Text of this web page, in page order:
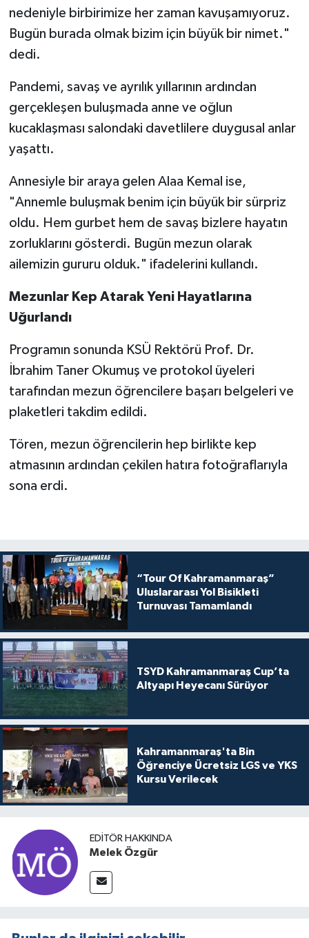
nedeniyle birbirimize her zaman kavuşamıyoruz.
Bugün burada olmak bizim için büyük bir nimet."
dedi.
Pandemi, savaş ve ayrılık yıllarının ardından
gerçekleşen buluşmada anne ve oğlun
kucaklaşması salondaki davetlilere duygusal anlar
yaşattı.
Annesiyle bir araya gelen Alaa Kemal ise,
"Annemle buluşmak benim için büyük bir sürpriz
oldu. Hem gurbet hem de savaş bizlere hayatın
zorluklarını gösterdi. Bugün mezun olarak
ailemizin gururu olduk." ifadelerini kullandı.
Mezunlar Kep Atarak Yeni Hayatlarına
Uğurlandı
Programın sonunda KSÜ Rektörü Prof. Dr.
İbrahim Taner Okumuş ve protokol üyeleri
tarafından mezun öğrencilere başarı belgeleri ve
plaketleri takdim edildi.
Tören, mezun öğrencilerin hep birlikte kep
atmasının ardından çekilen hatıra fotoğraflarıyla
sona erdi.
“Tour Of Kahramanmaraş”
Uluslararası Yol Bisikleti
Turnuvası Tamamlandı
TSYD Kahramanmaraş Cup’ta
Altyapı Heyecanı Sürüyor
Kahramanmaraş'ta Bin
Öğrenciye Ücretsiz LGS ve YKS
Kursu Verilecek
EDITÖR HAKKINDA
Melek Özgür